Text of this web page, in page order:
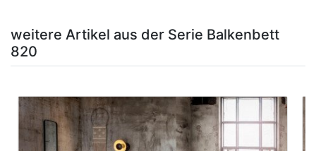
weitere Artikel aus der Serie Balkenbett
820